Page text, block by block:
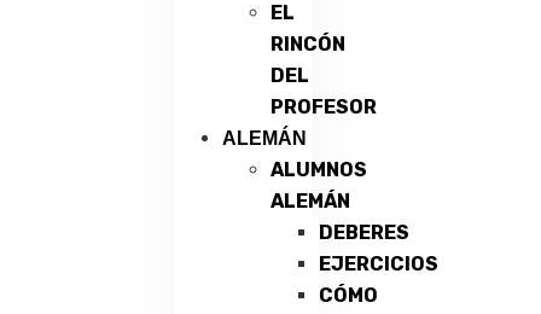
EL
RINCÓN
DEL
PROFESOR
ALEMÁN
ALUMNOS
ALEMÁN
DEBERES
EJERCICIOS
CÓMO